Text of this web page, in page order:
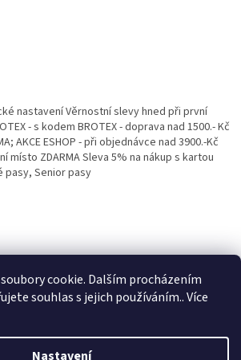
cookie. Dalším procházením
souhlas s jejich používáním.. Více
Nastavení
nastavení Věrnostní slevy hned při první
- s kodem BROTEX - doprava nad 1500.- Kč
AKCE ESHOP - při objednávce nad 3900.-Kč
místo ZDARMA Sleva 5% na nákup s kartou
pasy, Senior pasy